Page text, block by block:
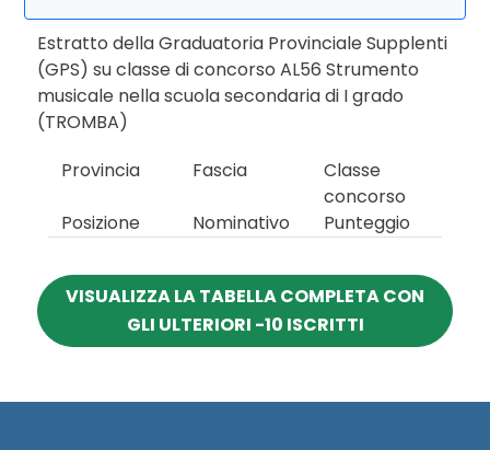
Estratto della Graduatoria Provinciale Supplenti
(GPS) su classe di concorso AL56 Strumento
musicale nella scuola secondaria di I grado
(TROMBA)
Provincia
Fascia
Classe
concorso
Posizione
Nominativo Punteggio
VISUALIZZA LA TABELLA COMPLETA CON
GLI ULTERIORI -10 ISCRITTI